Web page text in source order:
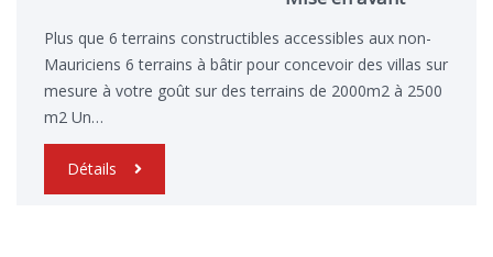
Plus que 6 terrains constructibles accessibles aux non-
Mauriciens 6 terrains à bâtir pour concevoir des villas sur
mesure à votre goût sur des terrains de 2000m2 à 2500
m2 Un…
Détails